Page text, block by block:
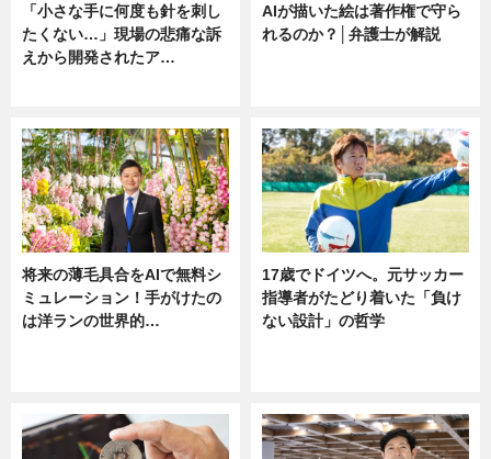
「小さな手に何度も針を刺し
たくない…」現場の悲痛な訴
えから開発されたア…
AIが描いた絵は著作権で守ら
れるのか？│弁護士が解説
将来の薄毛具合をAIで無料シ
ミュレーション！手がけたの
は洋ランの世界的…
17歳でドイツへ。元サッカー
指導者がたどり着いた「負け
ない設計」の哲学